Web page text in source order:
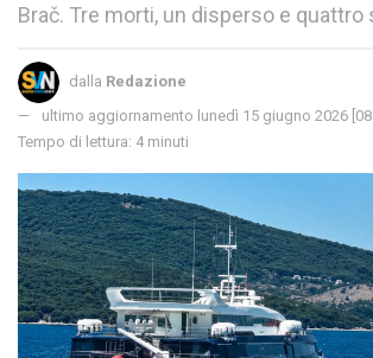
Brač. Tre morti, un disperso e quattro
dalla Redazione
ultimo aggiornamento lunedì 15 giugno 2026
Tempo di lettura: 4 minuti